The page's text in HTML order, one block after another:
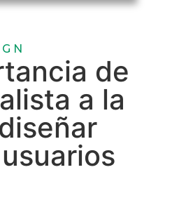
de
a la